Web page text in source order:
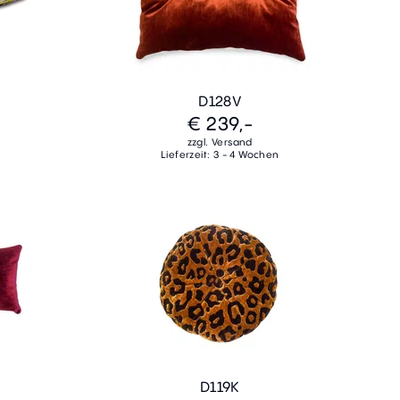
D128V
€ 239,-
zzgl. Versand
Lieferzeit: 3 - 4 Wochen
D119K